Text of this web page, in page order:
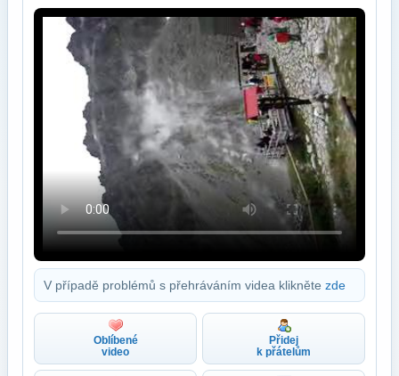
V případě problémů s přehráváním videa klikněte zde
Oblíbené
video
Přidej
k přátelům